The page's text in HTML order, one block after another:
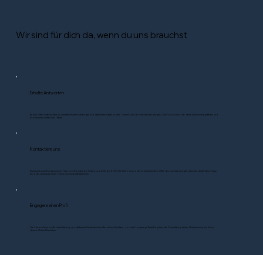
Wir sind für dich da, wenn du uns brauchst
Erhalte Antworten
Im Wix Hilfe-Center findest du Schritt-für-Schritt-Anleitungen und detaillierte Artikel zu allen Themen, wie z.B. Website-Grundlagen, DSGVO und mehr. Gib deine Schlüsselbegriffe ein und
browse alle Artikel zum Thema.
Kontaktiere uns
Du kannst unser Kundenservice-Team von Sonntag bis Freitag von 8:00 bis 21:00 Uhr telefonisch oder im Chat erreichen. Öffne den Livechat und gib entweder direkt deine Frage
ein oder vereinbare einen Termin mit unseren Berater:innen.
Engagiere einen Profi
Hol dir professionelle Unterstützung von erfahrenen Fachleuten bei allen deinen Schritten – von der Homepage Erstellung über die Vermarktung deines Unternehmens bis hin zu
deinem Online-Wachstum.